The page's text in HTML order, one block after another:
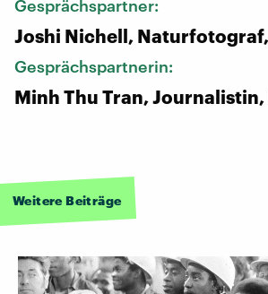
Gesprächspartner:
Joshi Nichell,
Gesprächspartnerin:
Minh Thu Tran,
Weitere Beiträge